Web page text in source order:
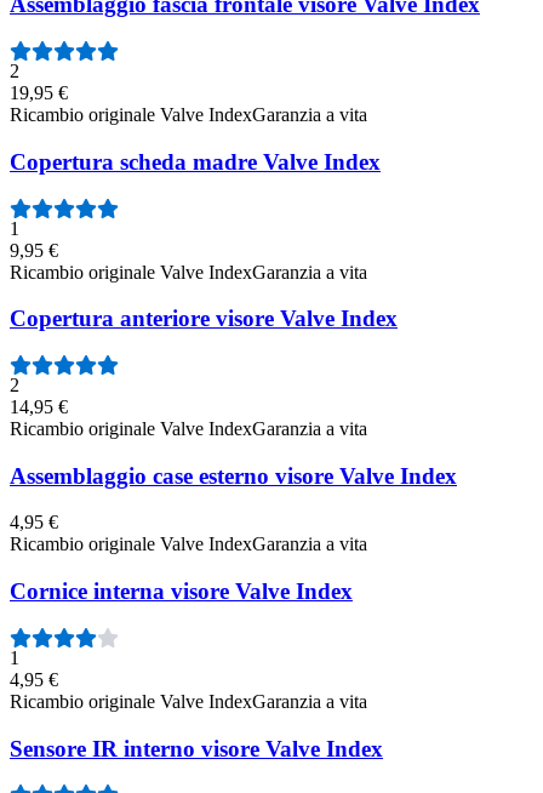
2
19,95 €
Ricambio originale Valve IndexGaranzia a vita
Copertura scheda madre Valve Index
1
9,95 €
Ricambio originale Valve IndexGaranzia a vita
Copertura anteriore visore Valve Index
2
14,95 €
Ricambio originale Valve IndexGaranzia a vita
Assemblaggio case esterno visore Valve Index
4,95 €
Ricambio originale Valve IndexGaranzia a vita
Cornice interna visore Valve Index
1
4,95 €
Ricambio originale Valve IndexGaranzia a vita
Sensore IR interno visore Valve Index